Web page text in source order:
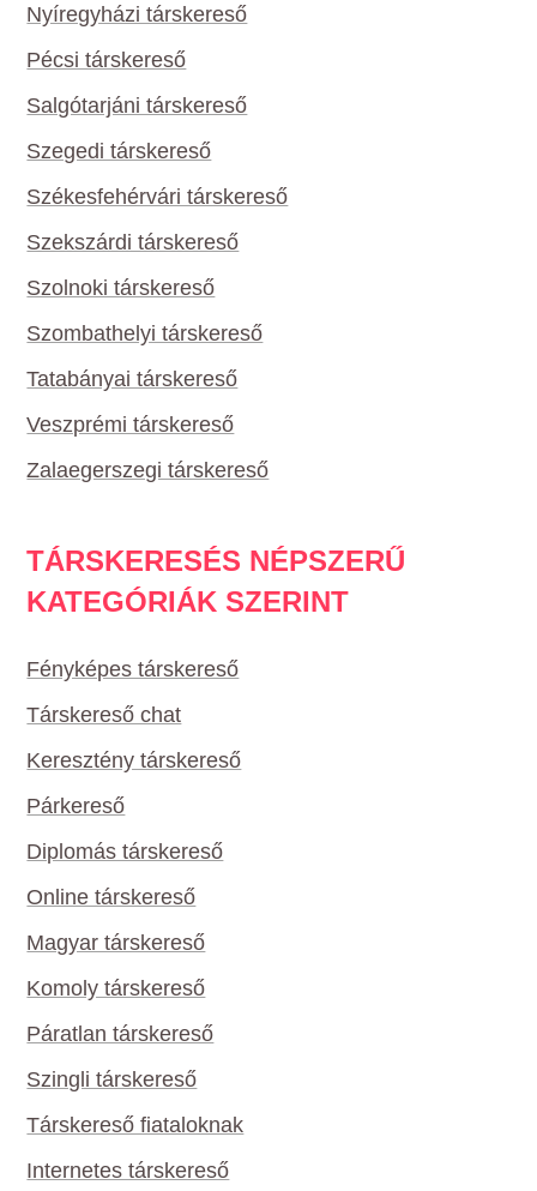
Nyíregyházi társkereső
Pécsi társkereső
Salgótarjáni társkereső
Szegedi társkereső
Székesfehérvári társkereső
Szekszárdi társkereső
Szolnoki társkereső
Szombathelyi társkereső
Tatabányai társkereső
Veszprémi társkereső
Zalaegerszegi társkereső
TÁRSKERESÉS NÉPSZERŰ
KATEGÓRIÁK SZERINT
Fényképes társkereső
Társkereső chat
Keresztény társkereső
Párkereső
Diplomás társkereső
Online társkereső
Magyar társkereső
Komoly társkereső
Páratlan társkereső
Szingli társkereső
Társkereső fiataloknak
Internetes társkereső